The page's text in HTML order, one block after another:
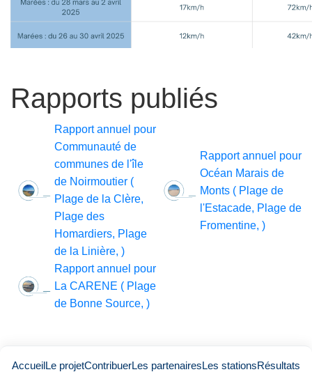
Rapports publiés
Rapport annuel pour
Communauté de
communes de l'île
de Noirmoutier (
Plage de la Clère,
Plage des
Homardiers, Plage
de la Linière, )
Rapport annuel pour
Océan Marais de
Monts ( Plage de
l'Estacade, Plage de
Fromentine, )
Rapport annuel pour
La CARENE ( Plage
de Bonne Source, )
AccueilLe projetContribuerLes partenairesLes stationsRésultats